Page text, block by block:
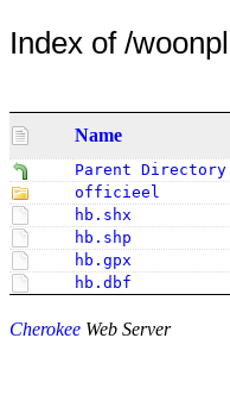
Index of /
Name
Parent Directory
officieel
hb.shx
hb.shp
hb.gpx
hb.dbf
Cherokee Web Server